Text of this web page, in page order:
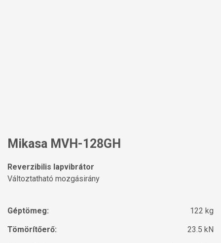
Mikasa MVH-128GH
Reverzibilis lapvibrátor
Változtatható mozgásirány
Géptömeg:
122 kg
Tömörítőerő:
23.5 kN